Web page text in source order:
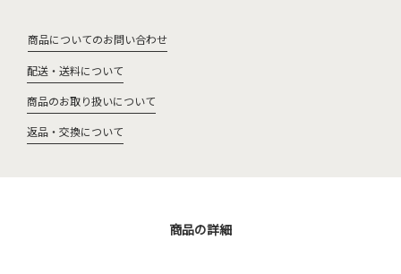
商品についてのお問い合わせ
配送・送料について
商品のお取り扱いについて
返品・交換について
商品の詳細